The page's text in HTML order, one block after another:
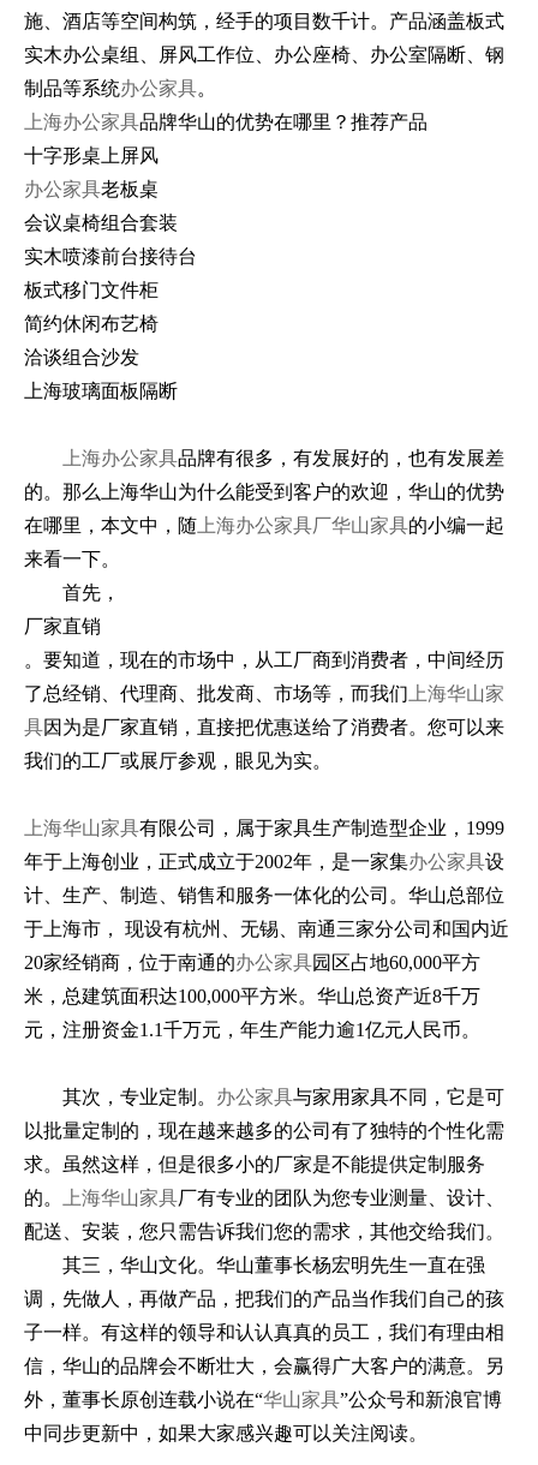
施、酒店等空间构筑，经手的项目数千计。产品涵盖板式
实木办公桌组、屏风工作位、办公座椅、办公室隔断、钢
制品等系统办公家具。
上海办公家具品牌华山的优势在哪里？推荐产品
十字形桌上屏风
办公家具老板桌
会议桌椅组合套装
实木喷漆前台接待台
板式移门文件柜
简约休闲布艺椅
洽谈组合沙发
上海玻璃面板隔断
上海办公家具品牌有很多，有发展好的，也有发展差
的。那么上海华山为什么能受到客户的欢迎，华山的优势
在哪里，本文中，随 上海办公家具厂华山家具的小编一起
来看一下。
首先，
厂家直销
。要知道，现在的市场中，从工厂商到消费者，中间经历
了总经销、代理商、批发商、市场等，而我们 上海华山家
具因为是厂家直销，直接把优惠送给了消费者。您可以来
我们的工厂或展厅参观，眼见为实。
上海华山家具有限公司，属于家具生产制造型企业，1999
年于上海创业，正式成立于2002年，是一家集办公家具设
计、生产、制造、销售和服务一体化的公司。华山总部位
于上海市， 现设有杭州、无锡、南通三家分公司和国内近
20家经销商，位于南通的办公家具园区占地60,000平方
米，总建筑面积达100,000平方米。华山总资产近8千万
元，注册资金1.1千万元，年生产能力逾1亿元人民币。
其次，专业定制。 办公家具与家用家具不同，它是可
以批量定制的，现在越来越多的公司有了独特的个性化需
求。虽然这样，但是很多小的厂家是不能提供定制服务
的。
上海华山家具厂有专业的团队为您专业测量、设计、
配送、安装，您只需告诉我们您的需求，其他交给我们。
其三，华山文化。华山董事长杨宏明先生一直在强
调，先做人，再做产品，把我们的产品当作我们自己的孩
子一样。有这样的领导和认认真真的员工，我们有理由相
信，华山的品牌会不断壮大，会赢得广大客户的满意。另
外，董事长原创连载小说在“华山家具”公众号和新浪官博
中同步更新中，如果大家感兴趣可以关注阅读。